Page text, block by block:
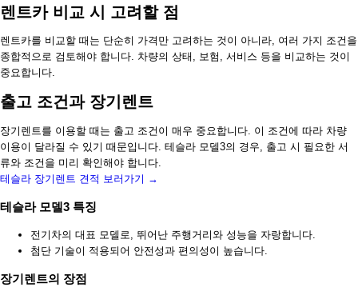
렌트카 비교 시 고려할 점
렌트카를 비교할 때는 단순히 가격만 고려하는 것이 아니라, 여러 가지 조건을
종합적으로 검토해야 합니다. 차량의 상태, 보험, 서비스 등을 비교하는 것이
중요합니다.
출고 조건과 장기렌트
장기렌트를 이용할 때는 출고 조건이 매우 중요합니다. 이 조건에 따라 차량
이용이 달라질 수 있기 때문입니다. 테슬라 모델3의 경우, 출고 시 필요한 서
류와 조건을 미리 확인해야 합니다.
테슬라 장기렌트 견적 보러가기 →
테슬라 모델3 특징
전기차의 대표 모델로, 뛰어난 주행거리와 성능을 자랑합니다.
첨단 기술이 적용되어 안전성과 편의성이 높습니다.
장기렌트의 장점